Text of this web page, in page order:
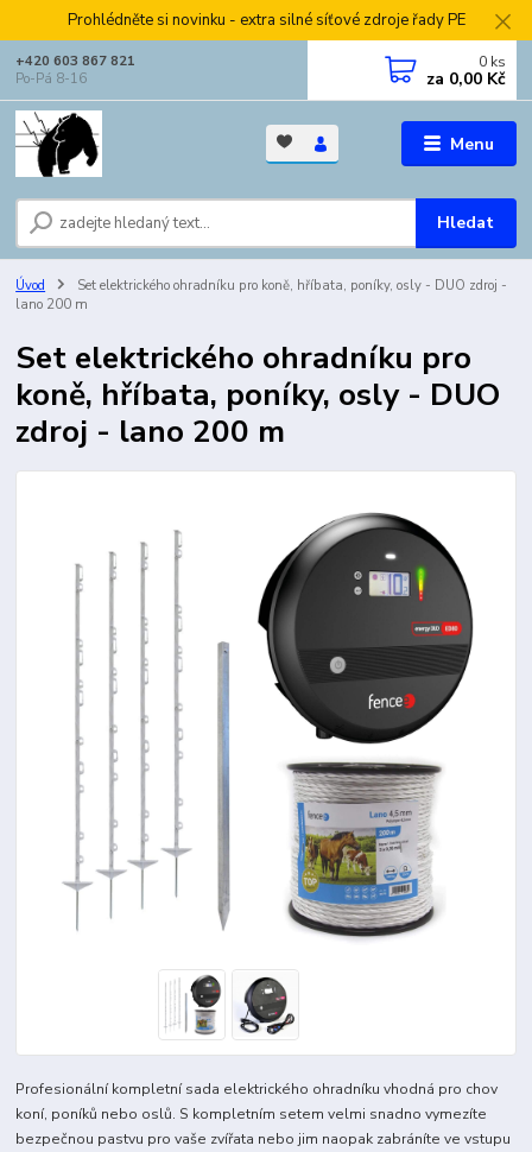
Prohlédněte si novinku - extra silné síťové zdroje řady PE
Menu
Hledat
+420 603 867 821
Po-Pá 8-16
0 ks
za 0,00 Kč
Úvod
Set elektrického ohradníku pro koně, hříbata, poníky, osly - DUO zdroj -
lano 200 m
Set elektrického ohradníku pro
koně, hříbata, poníky, osly - DUO
zdroj - lano 200 m
Profesionální kompletní sada elektrického ohradníku vhodná pro chov
koní, poníků nebo oslů. S kompletním setem velmi snadno vymezíte
bezpečnou pastvu pro vaše zvířata nebo jim naopak zabráníte ve vstupu